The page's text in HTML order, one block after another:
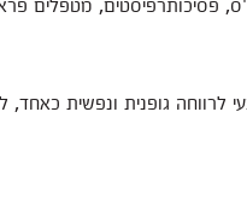
לרווחה גופנית ונפשית